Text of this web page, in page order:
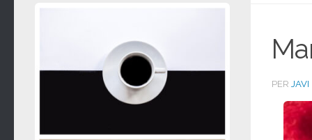
PER JAVI